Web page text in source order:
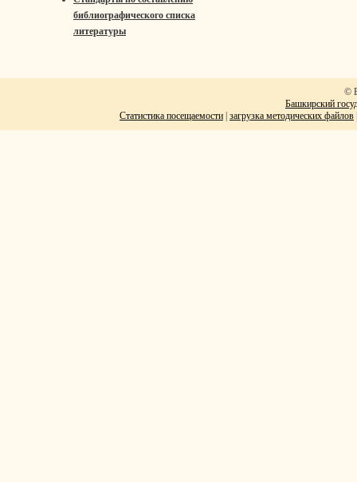
библиографического списка
литературы
©
Башкирский
Статистика посещаемости загрузка методических файлов